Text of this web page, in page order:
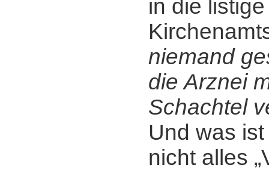
in die
niemand
die Arznei
Schachtel
Und was
nicht alles